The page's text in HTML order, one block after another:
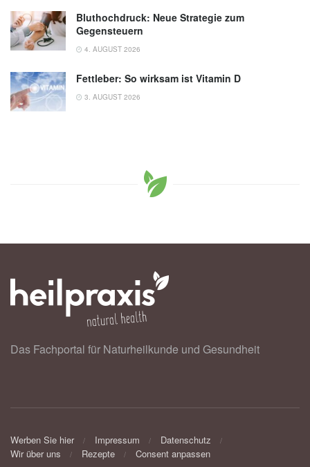
Bluthochdruck: Neue Strategie zum
Gegensteuern
4. AUGUST 2026
Fettleber: So wirksam ist Vitamin D
3. AUGUST 2026
Das Fachportal für Naturheilkunde und Gesundheit
Werben Sie hier Impressum
Datenschutz
Wir über uns
Rezepte Consent anpassen